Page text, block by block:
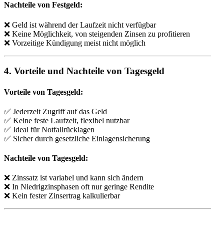
Nachteile von Festgeld:
❌ Geld ist während der Laufzeit nicht verfügbar
❌ Keine Möglichkeit, von steigenden Zinsen zu profitieren
❌ Vorzeitige Kündigung meist nicht möglich
4. Vorteile und Nachteile von Tagesgeld
Vorteile von Tagesgeld:
✅ Jederzeit Zugriff auf das Geld
✅ Keine feste Laufzeit, flexibel nutzbar
✅ Ideal für Notfallrücklagen
✅ Sicher durch gesetzliche Einlagensicherung
Nachteile von Tagesgeld:
❌ Zinssatz ist variabel und kann sich ändern
❌ In Niedrigzinsphasen oft nur geringe Rendite
❌ Kein fester Zinsertrag kalkulierbar